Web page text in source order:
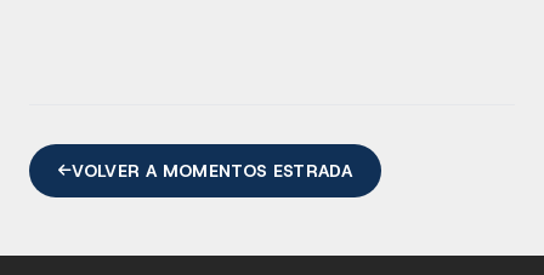
VOLVER A MOMENTOS ESTRADA